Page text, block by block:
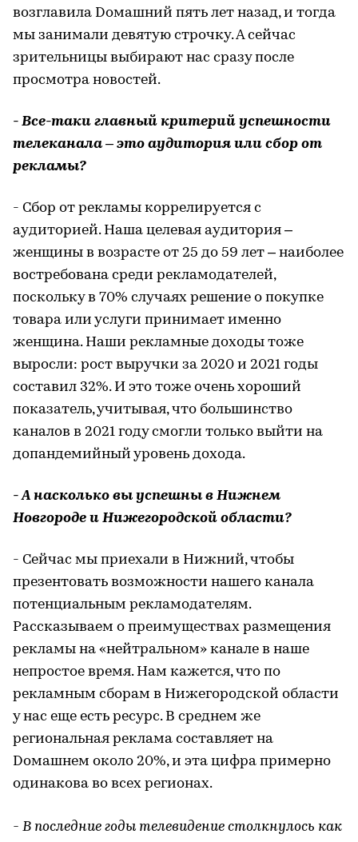
возглавила Dомашний пять лет назад, и тогда
мы занимали девятую строчку. А сейчас
зрительницы выбирают нас сразу после
просмотра новостей.
- Все-таки главный критерий успешности
телеканала – это аудитория или сбор от
рекламы?
- Сбор от рекламы коррелируется с
аудиторией. Наша целевая аудитория –
женщины в возрасте от 25 до 59 лет – наиболее
востребована среди рекламодателей,
поскольку в 70% случаях решение о покупке
товара или услуги принимает именно
женщина. Наши рекламные доходы тоже
выросли: рост выручки за 2020 и 2021 годы
составил 32%. И это тоже очень хороший
показатель, учитывая, что большинство
каналов в 2021 году смогли только выйти на
допандемийный уровень дохода.
- А насколько вы успешны в Нижнем
Новгороде и Нижегородской области?
- Сейчас мы приехали в Нижний, чтобы
презентовать возможности нашего канала
потенциальным рекламодателям.
Рассказываем о преимуществах размещения
рекламы на «нейтральном» канале в наше
непростое время. Нам кажется, что по
рекламным сборам в Нижегородской области
у нас еще есть ресурс. В среднем же
региональная реклама составляет на
Dомашнем около 20%, и эта цифра примерно
одинакова во всех регионах.
- В последние годы телевидение столкнулось как